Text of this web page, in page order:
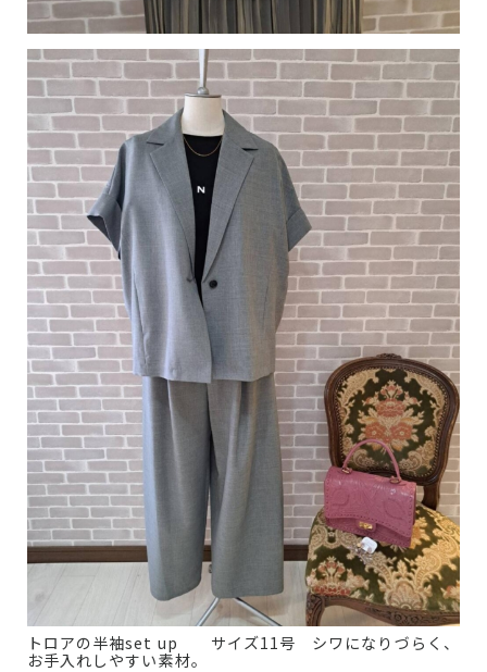
トロアの半袖set up サイズ11号 シワになりづらく、
お手入れしやすい素材。